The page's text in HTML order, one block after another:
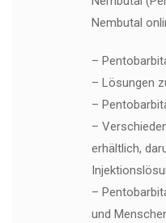
Nembutal
–
– Lösungen
–
–
erhältlich,
–
und